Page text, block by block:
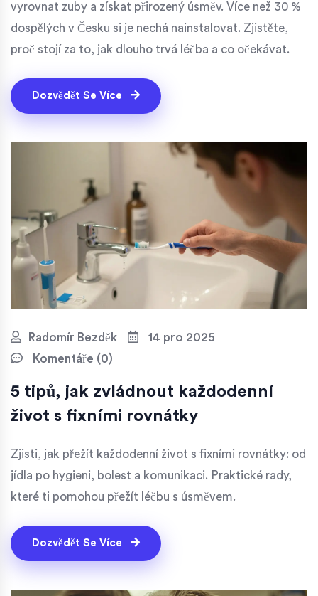
vyrovnat zuby a získat přirozený úsměv. Více než 30 %
dospělých v Česku si je nechá nainstalovat. Zjistěte,
proč stojí za to, jak dlouho trvá léčba a co očekávat.
Dozvědět Se Více
Radomír Bezděk
14 pro 2025
Komentáře (0)
5 tipů, jak zvládnout každodenní
život s fixními rovnátky
Zjisti, jak přežít každodenní život s fixními rovnátky: od
jídla po hygieni, bolest a komunikaci. Praktické rady,
které ti pomohou přežít léčbu s úsměvem.
Dozvědět Se Více